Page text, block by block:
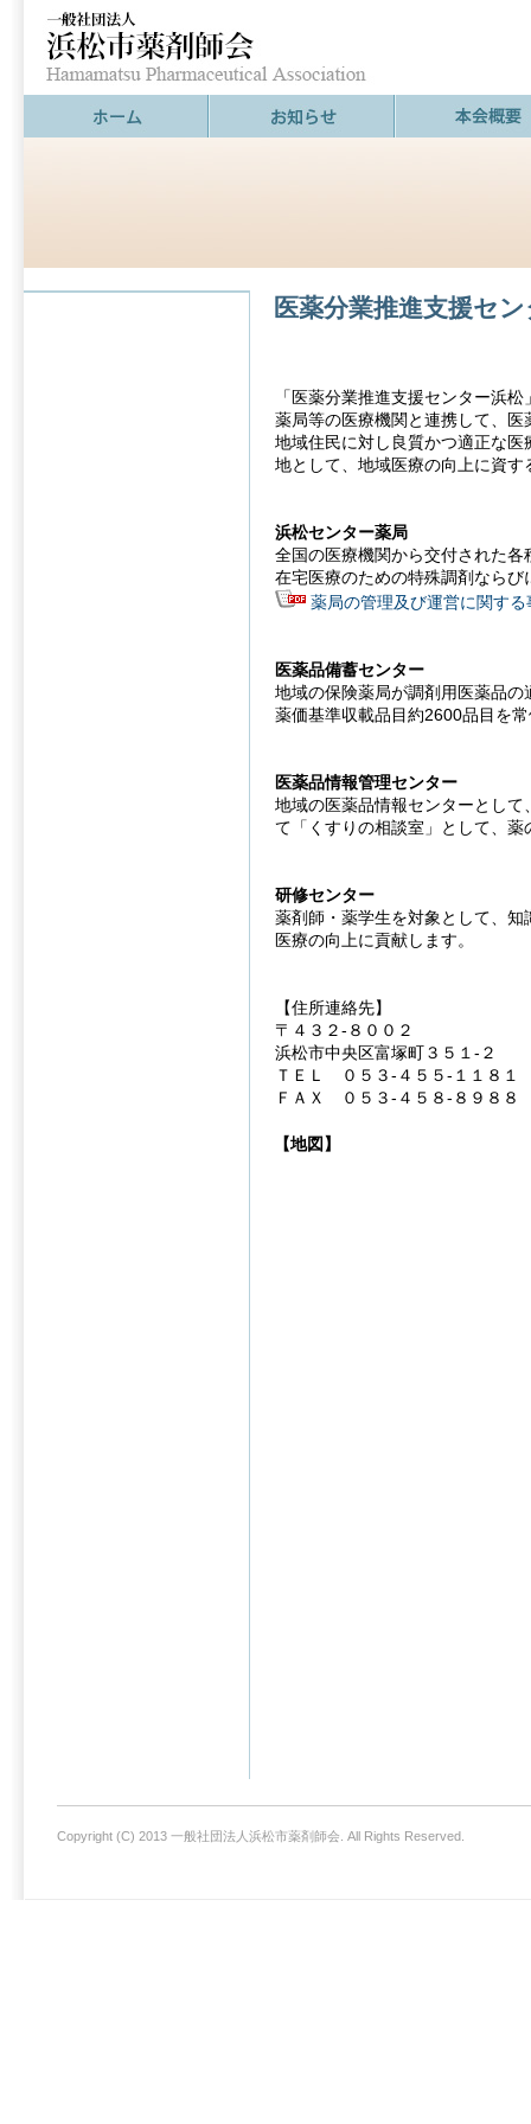
医薬分業推進支援セ
「医薬分業推進支援センター浜
薬局等の医療機関と連携して、
地域住民に対し良質かつ適正な
地として、地域医療の向上に資
浜松センター薬局
全国の医療機関から交付された
在宅医療のための特殊調剤なら
薬局の管理及び運営に関する
医薬品備蓄センター
地域の保険薬局が調剤用医薬品
薬価基準収載品目約2600品目を
医薬品情報管理センター
地域の医薬品情報センターとし
て「くすりの相談室」として、
研修センター
薬剤師・薬学生を対象として、
医療の向上に貢献します。
【住所連絡先】
〒４３２-８００２
浜松市中央区富塚町３５１-２
ＴＥＬ ０５３-４５５-１１８１
ＦＡＸ ０５３-４５８-８９８８
【地図】
Copyright (C) 2013 一般社団法人浜松市薬剤師会. All Rights Reserved.